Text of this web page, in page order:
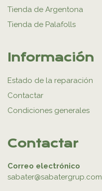
Tienda de Argentona
Tienda de Palafolls
Información
Estado de la reparación
Contactar
Condiciones generales
Contactar
Correo electrónico
sabater@sabatergrup.com